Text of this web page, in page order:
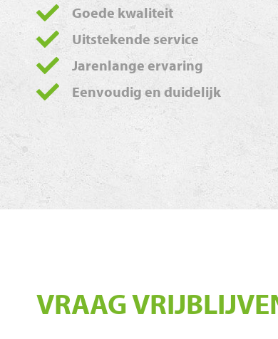
Goede kwaliteit
Uitstekende service
Jarenlange ervaring
Eenvoudig en duidelijk
VRAAG